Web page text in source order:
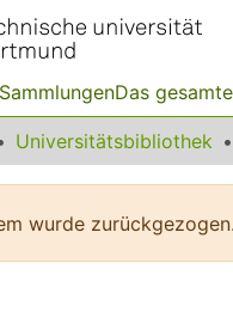
Das
Universitätsbibliothek
wurde zurückgezogen.